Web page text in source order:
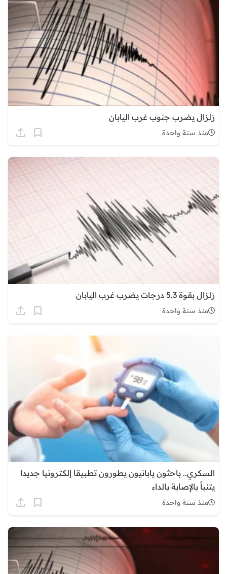
زلزال يضرب جنوب غرب اليابان
منذ سنة واحدة
زلزال بقوة 5.3 درجات يضرب غرب اليابان
منذ سنة واحدة
السكري.. باحثون يابانيون يطورون تطبيقا إلكترونيا جديدا
يتنبأ بالإصابة بالداء
منذ سنة واحدة